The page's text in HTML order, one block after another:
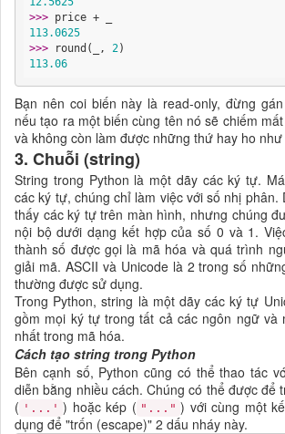
>>>
113.0625
>>>
round(_, 2
113.06
Bạn nên coi biến này là read-only, đừng
nếu tạo ra một biến cùng tên nó sẽ chiếm
và không còn làm được những thứ hay ho
3. Chuỗi (string)
String trong Python là một dãy các ký tự.
các ký tự, chúng chỉ làm việc với số nhị phân.
thấy các ký tự trên màn hình, nhưng chúng
nội bộ dưới dạng kết hợp của số 0 và 1.
thành số được gọi là mã hóa và quá trình
giải mã. ASCII và Unicode là 2 trong số
thường được sử dụng.
Trong Python, string là một dãy các ký tự
gồm mọi ký tự trong tất cả các ngôn ngữ và
nhất trong mã hóa.
Cách tạo string trong Python
Bên cạnh số, Python cũng có thể thao tác
diễn bằng nhiều cách. Chúng có thể được để
( '...' ) hoặc kép ( "..." ) với cùng một
dụng để "trốn (escape)" 2 dấu nháy này.